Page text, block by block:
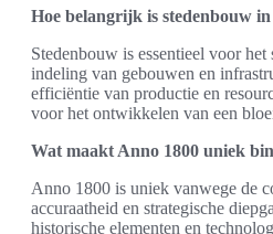
Hoe belangrijk is stedenbouw in
Stedenbouw is essentieel voor
indeling van gebouwen en
efficiëntie van productie en
voor het ontwikkelen van een
Wat maakt Anno 1800 uniek
Anno 1800 is uniek vanwege de
accuraatheid en strategische
historische elementen en